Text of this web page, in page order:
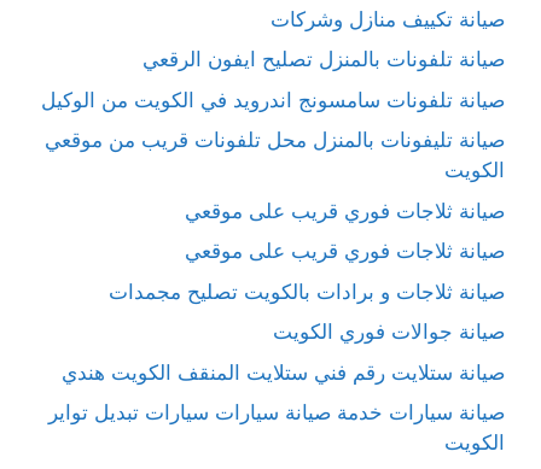
صيانة تكييف منازل وشركات
صيانة تلفونات بالمنزل تصليح ايفون الرقعي
صيانة تلفونات سامسونج اندرويد في الكويت من الوكيل
صيانة تليفونات بالمنزل محل تلفونات قريب من موقعي
الكويت
صيانة ثلاجات فوري قريب على موقعي
صيانة ثلاجات فوري قريب على موقعي
صيانة ثلاجات و برادات بالكويت تصليح مجمدات
صيانة جوالات فوري الكويت
صيانة ستلايت رقم فني ستلايت المنقف الكويت هندي
صيانة سيارات خدمة صيانة سيارات سيارات تبديل تواير
الكويت